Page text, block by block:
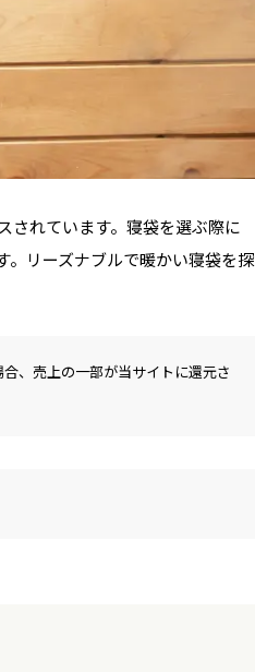
されています。寝袋を選ぶ際に
。リーズナブルで暖かい寝袋を探
、売上の一部が当サイトに還元さ